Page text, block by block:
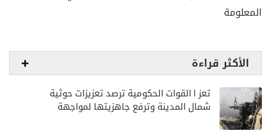
المعلومة
الأكثر قراءة
تعز | القوات الحكومية ترصد تعزيزات حوثية
شمال المدينة وترفع جاهزيتها لمواجهة